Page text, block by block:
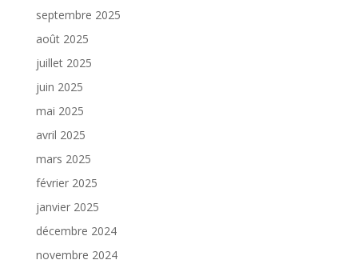
septembre 2025
août 2025
juillet 2025
juin 2025
mai 2025
avril 2025
mars 2025
février 2025
janvier 2025
décembre 2024
novembre 2024